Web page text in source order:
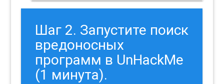
Шаг 2. Запустите поиск
вредоносных
программ в UnHackMe
(1 минута).